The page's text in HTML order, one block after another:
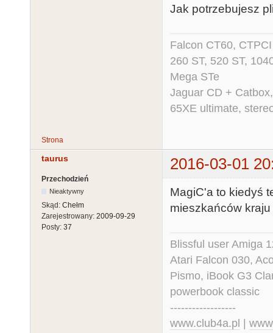
Jak potrzebujesz
Falcon CT60,
260 ST, 520 ST,
Mega STe
Jaguar CD +
65XE ultimate,
Strona
taurus 2016-03-01
Przechodzień
Nieaktywny
Skąd: Chełm
Zarejestrowany: 2009-09-29
Posty: 37
MagiC'a to kiedyś
mieszkańców
Blissful user Amiga
Atari Falcon 030,
Pismo, iBook G3
powerbook classic
------------------
www.club4a.pl